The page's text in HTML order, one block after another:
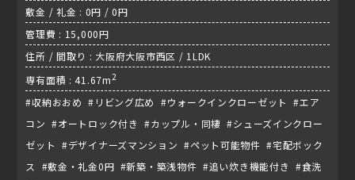
敷金 / 礼金 : 0円 / 0円
管理費 : 15,000円
住所 / 間取り : 大阪府大阪市西区 / 1LDK
専有面積 : 41.67m2
#収納おおめ #リビング広め #ウォークインクローゼット #エア
コン #オートロック付き #カップル・同棲 #シューズインクロー
ゼット #デザイナーズマンション #ペット可能物件 #宅配ボック
ス #敷金・礼金0円 #新築・築浅物件 #追い炊き機能付き #食洗